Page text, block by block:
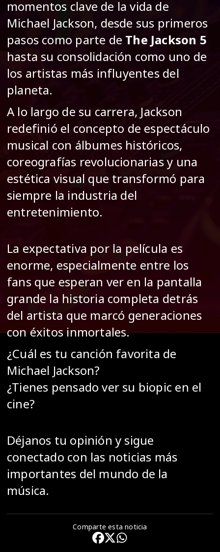
momentos clave de la vida de
Michael Jackson, desde sus primeros
pasos como parte de The Jackson 5
hasta su consolidación como uno de
los artistas más influyentes del
planeta.
A lo largo de su carrera, Jackson
redefinió el concepto de espectáculo
musical con álbumes históricos,
coreografías revolucionarias y una
estética visual que transformó para
siempre la industria del
entretenimiento.
La expectativa por la película es
enorme, especialmente entre los
fans que esperan ver en la pantalla
grande la historia completa detrás
del artista que marcó generaciones
con éxitos inmortales.
¿Cuál es tu canción favorita de
Michael Jackson?
¿Tienes pensado ver su biopic en el
cine?
Déjanos tu opinión y sigue
conectado con las noticias más
importantes del mundo de la
música.
Comparte esta noticia